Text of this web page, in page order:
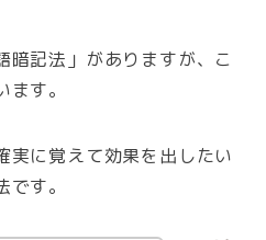
暗記法」がありますが、こ
す。
実に覚えて効果を出したい
です。